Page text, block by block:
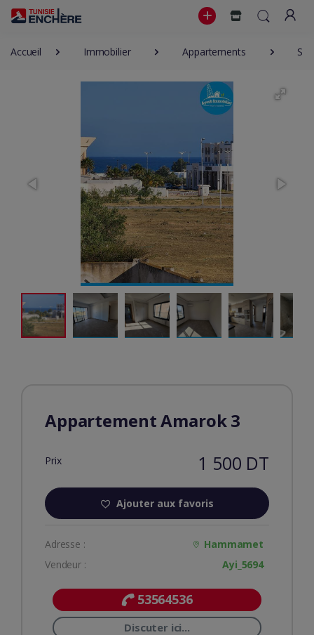
Accueil Immobilier Appartements S+3
Appartement Amarok 3
Prix 1 500 DT
Ajouter aux favoris
Adresse :
Hammamet
Vendeur :
Ayi_5694
53564536
Discuter ici...